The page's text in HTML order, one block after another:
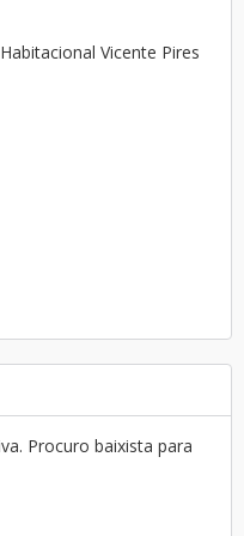
Vicente Pires
Procuro baixista para